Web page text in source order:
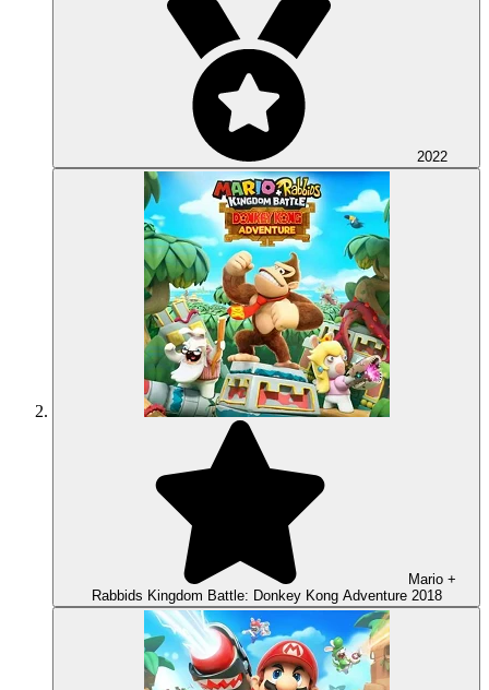
2022
Rabbids Kingdom Battle: Donkey Kong Adventure 2018